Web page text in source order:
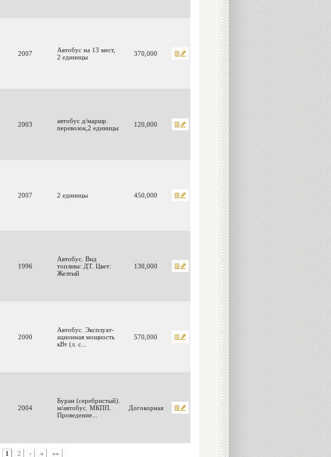
2007
Автобус на 13 мест,
2 единицы
370,000
2003
автобус д/маршр.
перевозок,2 единицы
120,000
2007 2 единицы 450,000
1996
Автобус. Вид
топлива: ДТ. Цвет:
Желтый
130,000
2000
Автобус. Эксплуат-
ационная мощность
кВт (л. с...
570,000
2004
Буран (серебристый).
м/автобус. МКПП.
Проведение...
Договорная
1 2 › » »»